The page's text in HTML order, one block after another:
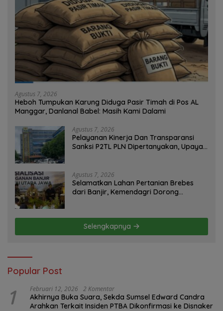
Agustus 7, 2026
Heboh Tumpukan Karung Diduga Pasir Timah di Pos AL
Manggar, Danlanal Babel: Masih Kami Dalami
Agustus 7, 2026
Pelayanan Kinerja Dan Transparansi
Sanksi P2TL PLN Dipertanyakan, Upaya
Agustus 7, 2026
Selamatkan Lahan Pertanian Brebes
dari Banjir, Kemendagri Dorong
Selengkapnya
Popular Post
1 Februari 12, 2026 2 Komentar
Akhirnya Buka Suara, Sekda Sumsel Edward Candra
Arahkan Terkait Insiden PTBA Dikonfirmasi ke Disnaker